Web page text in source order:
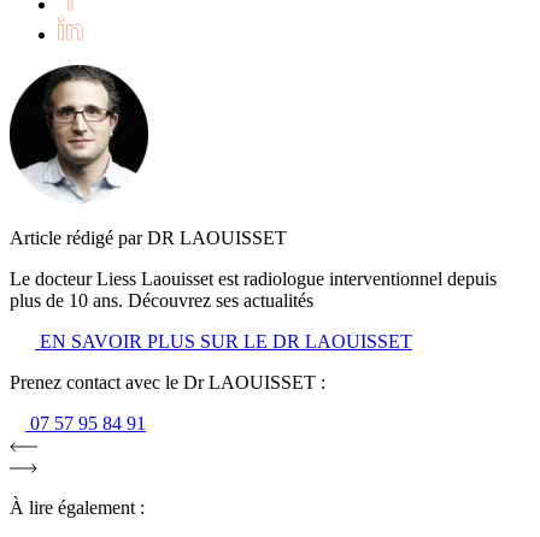
Article rédigé par DR LAOUISSET
Le docteur Liess Laouisset est radiologue interventionnel depuis
plus de 10 ans. Découvrez ses actualités
EN SAVOIR PLUS SUR LE DR LAOUISSET
Prenez contact avec le Dr LAOUISSET :
07 57 95 84 91
À lire également :